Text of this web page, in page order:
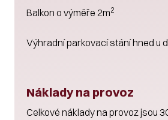
Balkon o výměře 2m2
Výhradní parkovací stání hned u
Náklady na provoz
Celkové náklady na provoz jsou